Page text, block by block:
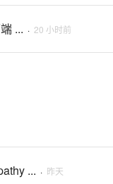
... · 20 小时前
... · 昨天